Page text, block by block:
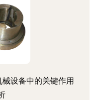
设备中的关键作用